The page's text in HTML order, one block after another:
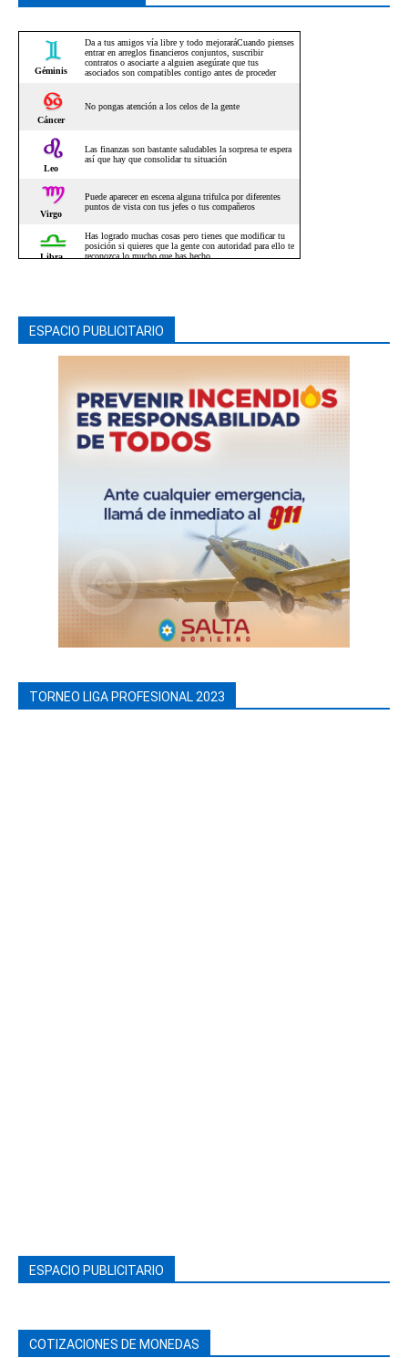
ESPACIO PUBLICITARIO
TORNEO LIGA PROFESIONAL 2023
ESPACIO PUBLICITARIO
COTIZACIONES DE MONEDAS